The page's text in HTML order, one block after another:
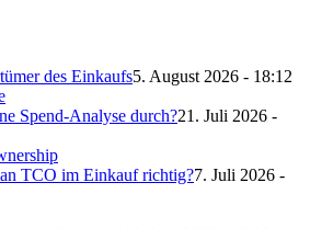
des Einkaufs5. August 2026 - 18:12
Spend-Analyse durch?21. Juli 2026 -
TCO im Einkauf richtig?7. Juli 2026 -